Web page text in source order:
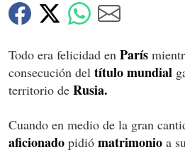
Todo era felicidad en París
consecución del título mundial
territorio de Rusia.
Cuando en medio de la gran
aficionado pidió matrimonio a su